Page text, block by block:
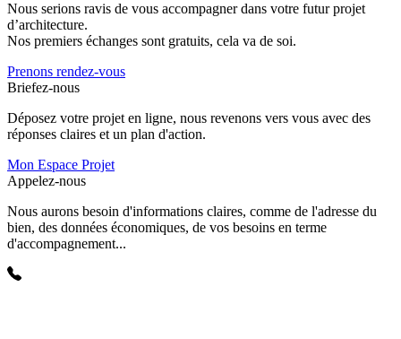
Nous serions ravis de vous accompagner dans votre futur projet
d’architecture.
Nos premiers échanges sont gratuits, cela va de soi.
Prenons rendez-vous
Briefez-nous
Déposez votre projet en ligne, nous revenons vers vous avec des
réponses claires et un plan d'action.
Mon Espace Projet
Appelez-nous
Nous aurons besoin d'informations claires, comme de l'adresse du
bien, des données économiques, de vos besoins en terme
d'accompagnement...